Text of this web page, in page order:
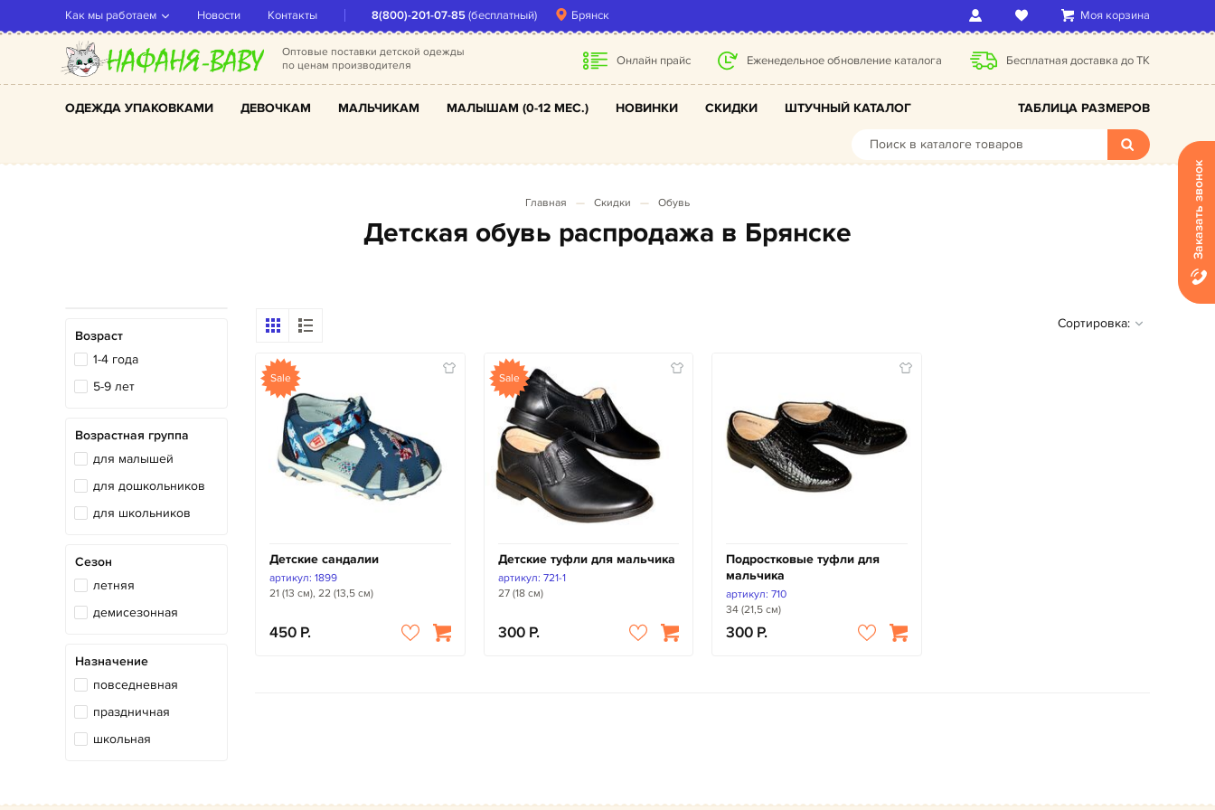
Моя корзина
Оптовые поставки детской одежды
по ценам производителя
Онлайн прайс Еженедельное обновление каталога Бесплатная доставка до ТК
ОДЕЖДА УПАКОВКАМИ ДЕВОЧКАМ МАЛЬЧИКАМ МАЛЫШАМ (0-12 МЕС.) НОВИНКИ СКИДКИ ШТУЧНЫЙ КАТАЛОГ ТАБЛИЦА РАЗМЕРОВ
Брянск
8(800)-201-07-85(бесплатный)
Как мы работаем Новости Контакты
Главная Скидки Обувь
Детская обувь распродажа в Брянске
Возраст
1-4 года
5-9 лет
Возрастная группа
для малышей
для дошкольников
для школьников
Сезон
летняя
демисезонная
Назначение
повседневная
праздничная
школьная
Сортировка:
Sale
Детские сандалии
артикул: 1899
21 (13 см), 22 (13,5 см)
450
Sale
Детские туфли для мальчика
артикул: 721-1
27 (18 см)
300
Подростковые туфли для
мальчика
артикул: 710
34 (21,5 см)
300
Заказать звонок